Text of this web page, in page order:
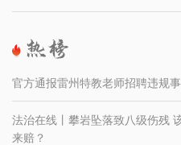
官方通报雷州特教老师招聘违规
法治在线丨攀岩坠落致八级伤残
来赔？